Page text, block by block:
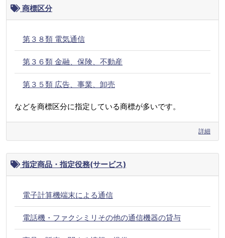
商標区分
第３８類 電気通信
第３６類 金融、保険、不動産
第３５類 広告、事業、卸売
などを商標区分に指定している商標が多いです。
詳細
指定商品・指定役務(サービス)
電子計算機端末による通信
電話機・ファクシミリその他の通信機器の貸与